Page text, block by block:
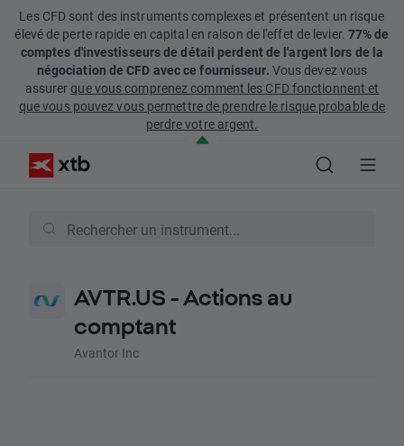
Les CFD sont des instruments complexes et présentent un risque
élevé de perte rapide en capital en raison de l'effet de levier. 77% de
comptes d'investisseurs de détail perdent de l'argent lors de la
négociation de CFD avec ce fournisseur. Vous devez vous
assurerque vous comprenez comment les CFD fonctionnent et
que vous pouvez vous permettre de prendre le risque probable de
perdre votre argent.
AVTR.US - Actions au
comptant
Avantor Inc